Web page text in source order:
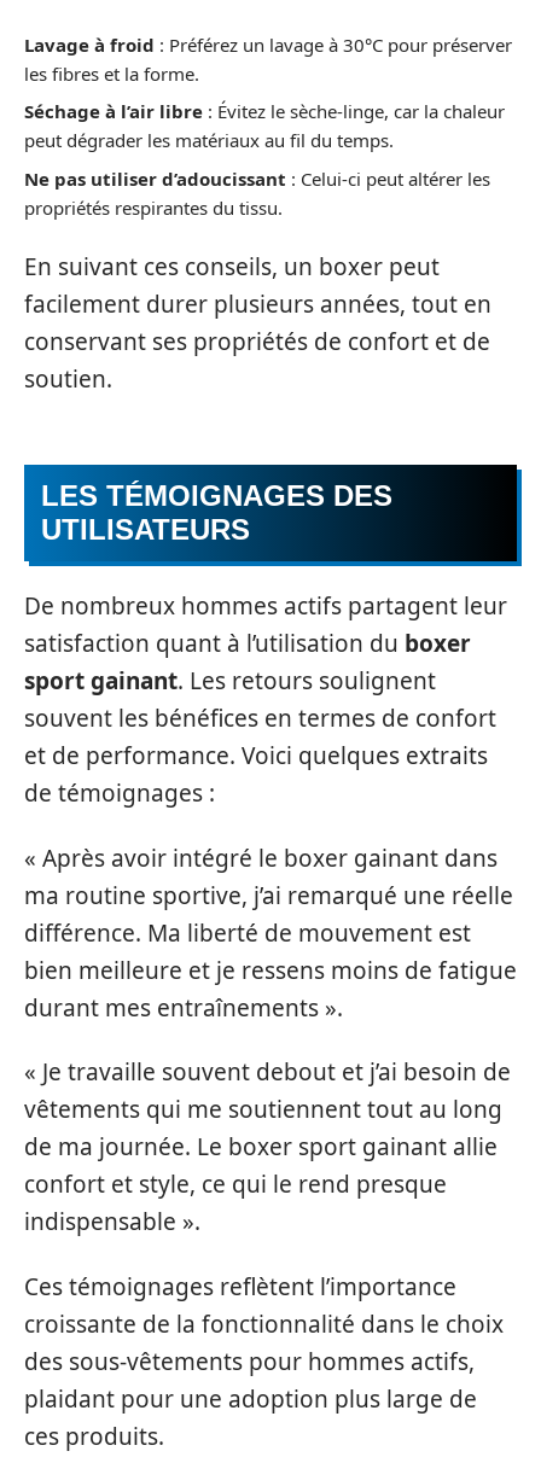
Lavage à froid : Préférez un lavage à 30°C pour préserver
les fibres et la forme.
Séchage à l’air libre : Évitez le sèche-linge, car la chaleur
peut dégrader les matériaux au fil du temps.
Ne pas utiliser d’adoucissant : Celui-ci peut altérer les
propriétés respirantes du tissu.
En suivant ces conseils, un boxer peut
facilement durer plusieurs années, tout en
conservant ses propriétés de confort et de
soutien.
LES TÉMOIGNAGES DES
UTILISATEURS
De nombreux hommes actifs partagent leur
satisfaction quant à l’utilisation du boxer
sport gainant. Les retours soulignent
souvent les bénéfices en termes de confort
et de performance. Voici quelques extraits
de témoignages :
« Après avoir intégré le boxer gainant dans
ma routine sportive, j’ai remarqué une réelle
différence. Ma liberté de mouvement est
bien meilleure et je ressens moins de fatigue
durant mes entraînements ».
« Je travaille souvent debout et j’ai besoin de
vêtements qui me soutiennent tout au long
de ma journée. Le boxer sport gainant allie
confort et style, ce qui le rend presque
indispensable ».
Ces témoignages reflètent l’importance
croissante de la fonctionnalité dans le choix
des sous-vêtements pour hommes actifs,
plaidant pour une adoption plus large de
ces produits.